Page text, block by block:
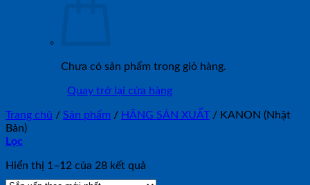
Chưa có sản phẩm trong giỏ hàng.
Quay trở lại cửa hàng
Trang chủ / Sản phẩm / HÃNG SẢN XUẤT / KANON (Nhật
Bản)
Lọc
Hiển thị 1–12 của 28 kết quả
sắp